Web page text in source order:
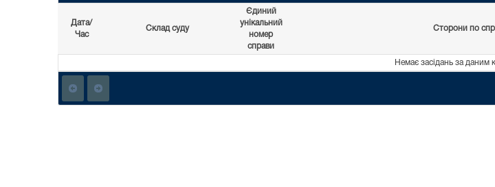
Дата/
Час
Склад суду
Єдиний
унікальний
номер
справи
Сторони по
Немає засідань за даним